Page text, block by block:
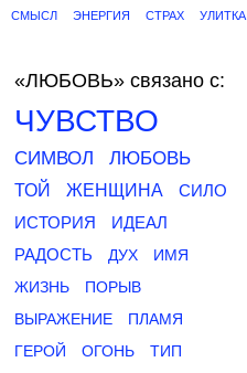
СМЫСЛ ЭНЕРГИЯ СТРАХ УЛИТКА
«ЛЮБОВЬ» связано с:
ЧУВСТВО
СИМВОЛ ЛЮБОВЬ
ТОЙ ЖЕНЩИНА
СИЛО
ИСТОРИЯ
ИДЕАЛ
РАДОСТЬ
ДУХ
ИМЯ
ЖИЗНЬ
ПОРЫВ
ВЫРАЖЕНИЕ
ПЛАМЯ
ГЕРОЙ
ОГОНЬ
ТИП